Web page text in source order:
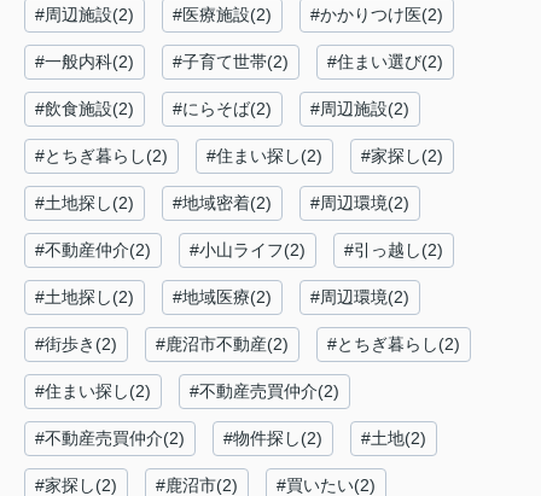
#周辺施設(2) #医療施設(2) #かかりつけ医(2)
#一般内科(2) #子育て世帯(2) #住まい選び(2)
#飲食施設(2) #にらそば(2) #周辺施設(2)
#とちぎ暮らし(2) #住まい探し(2) #家探し(2)
#土地探し(2) #地域密着(2) #周辺環境(2)
#不動産仲介(2) #小山ライフ(2) #引っ越し(2)
#土地探し(2) #地域医療(2) #周辺環境(2)
#街歩き(2) #鹿沼市不動産(2) #とちぎ暮らし(2)
#住まい探し(2) #不動産売買仲介(2)
#不動産売買仲介(2) #物件探し(2) #土地(2)
#家探し(2) #鹿沼市(2) #買いたい(2)